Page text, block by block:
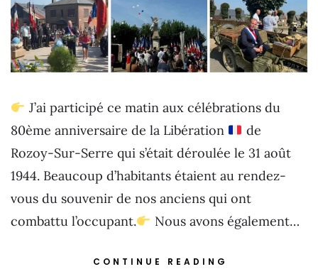
J’ai participé ce matin aux célébrations du
80ème anniversaire de la Libération
de
Rozoy-Sur-Serre qui s’était déroulée le 31 août
1944. Beaucoup d’habitants étaient au rendez-
vous du souvenir de nos anciens qui ont
combattu l’occupant.
Nous avons également…
CONTINUE READING